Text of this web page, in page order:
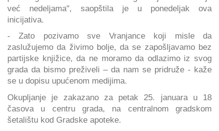
već nedeljama", saopštila je u ponedeljak ova
inicijativa.
- Zato pozivamo sve Vranjance koji misle da
zaslužujemo da živimo bolje, da se zapošljavamo bez
partijske knjižice, da ne moramo da odlazimo iz svog
grada da bismo preživeli – da nam se pridruže - kaže
se u dopisu upućenom medijima.
Okupljanje je zakazano za petak 25. januara u 18
časova u centru grada, na centralnom gradskom
šetalištu kod Gradske apoteke.